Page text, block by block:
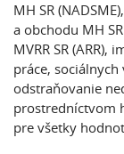
MH SR
a obchodu MH
MVRR SR
práce, sociálnych
odstraňovanie
prostredníctvom
pre všetky